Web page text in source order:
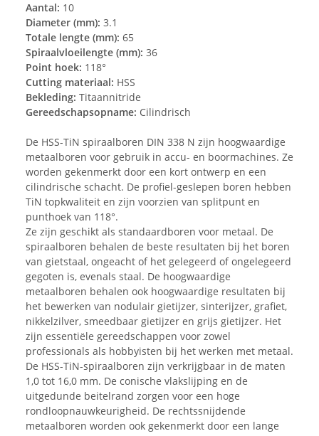
Aantal: 10
Diameter (mm): 3.1
Totale lengte (mm): 65
Spiraalvloeilengte (mm): 36
Point hoek: 118°
Cutting materiaal: HSS
Bekleding: Titaannitride
Gereedschapsopname: Cilindrisch
De HSS-TiN spiraalboren DIN 338 N zijn hoogwaardige
metaalboren voor gebruik in accu- en boormachines. Ze
worden gekenmerkt door een kort ontwerp en een
cilindrische schacht. De profiel-geslepen boren hebben
TiN topkwaliteit en zijn voorzien van splitpunt en
punthoek van 118°.
Ze zijn geschikt als standaardboren voor metaal. De
spiraalboren behalen de beste resultaten bij het boren
van gietstaal, ongeacht of het gelegeerd of ongelegeerd
gegoten is, evenals staal. De hoogwaardige
metaalboren behalen ook hoogwaardige resultaten bij
het bewerken van nodulair gietijzer, sinterijzer, grafiet,
nikkelzilver, smeedbaar gietijzer en grijs gietijzer. Het
zijn essentiële gereedschappen voor zowel
professionals als hobbyisten bij het werken met metaal.
De HSS-TiN-spiraalboren zijn verkrijgbaar in de maten
1,0 tot 16,0 mm. De conische vlakslijping en de
uitgedunde beitelrand zorgen voor een hoge
rondloopnauwkeurigheid. De rechtssnijdende
metaalboren worden ook gekenmerkt door een lange